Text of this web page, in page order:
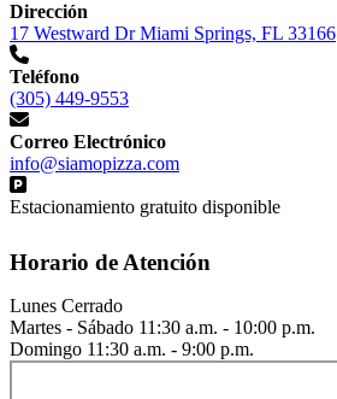
Dirección
17 Westward Dr Miami Springs, FL 33166
Teléfono
(305) 449-9553
Correo Electrónico
info@siamopizza.com
Estacionamiento gratuito disponible
Horario de Atención
Lunes Cerrado
Martes - Sábado 11:30 a.m. - 10:00 p.m.
Domingo 11:30 a.m. - 9:00 p.m.